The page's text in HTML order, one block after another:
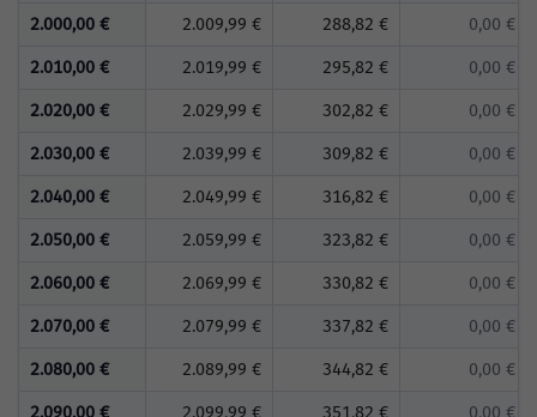
2.000,00 € 2.009,99 € 288,82 € 0,00 €
2.010,00 € 2.019,99 € 295,82 € 0,00 €
2.020,00 € 2.029,99 € 302,82 € 0,00 €
2.030,00 € 2.039,99 € 309,82 € 0,00 €
2.040,00 € 2.049,99 € 316,82 € 0,00 €
2.050,00 € 2.059,99 € 323,82 € 0,00 €
2.060,00 € 2.069,99 € 330,82 € 0,00 €
2.070,00 € 2.079,99 € 337,82 € 0,00 €
2.080,00 € 2.089,99 € 344,82 € 0,00 €